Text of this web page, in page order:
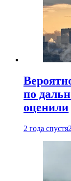
по
оценили
2 года спустя